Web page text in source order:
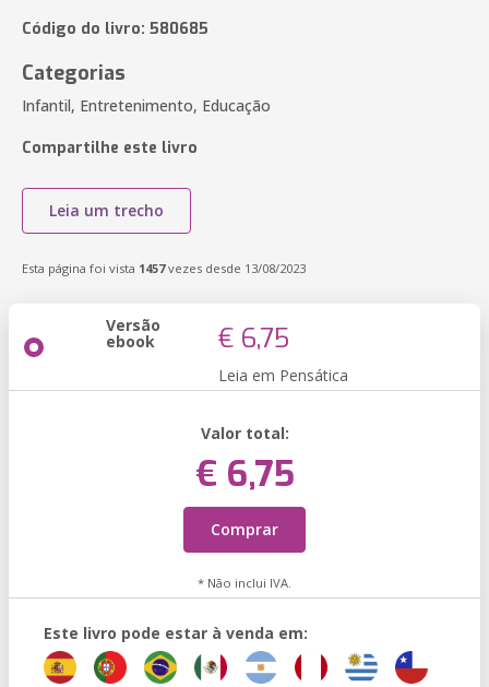
Código do livro: 580685
Categorias
Infantil, Entretenimento, Educação
Compartilhe este livro
Leia um trecho
Esta página foi vista 1457vezes desde 13/08/2023
Versão
ebook € 6,75
Leia em Pensática
Valor total:
€ 6,75
Comprar
* Não inclui IVA.
Este livro pode estar à venda em: